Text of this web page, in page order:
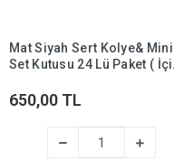
Mat Siyah Sert Kolye& Mini
Set Kutusu 24 Lü Paket ( İçi
650,00 TL